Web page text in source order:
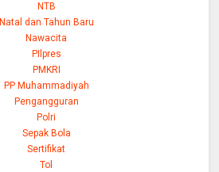
NTB
Natal dan Tahun Baru
Nawacita
PIlpres
PMKRI
PP Muhammadiyah
Pengangguran
Polri
Sepak Bola
Sertifikat
Tol